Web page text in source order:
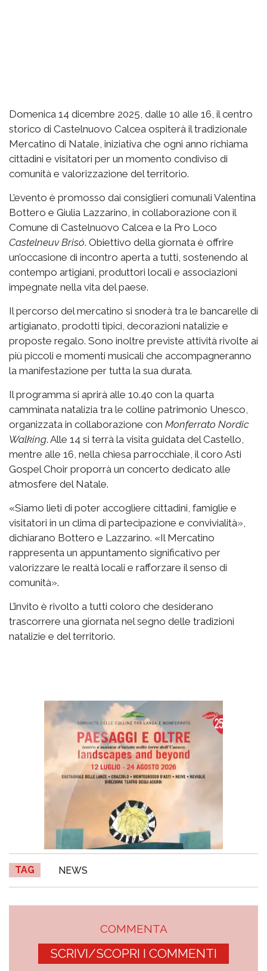
Domenica 14 dicembre 2025, dalle 10 alle 16, il centro
storico di Castelnuovo Calcea ospiterà il tradizionale
Mercatino di Natale, iniziativa che ogni anno richiama
cittadini e visitatori per un momento condiviso di
comunità e valorizzazione del territorio.
L’evento è promosso dai consiglieri comunali Valentina
Bottero e Giulia Lazzarino, in collaborazione con il
Comune di Castelnuovo Calcea e la Pro Loco
Castelneuv Brisó. Obiettivo della giornata è offrire
un’occasione di incontro aperta a tutti, sostenendo al
contempo artigiani, produttori locali e associazioni
impegnate nella vita del paese.
Il percorso del mercatino si snoderà tra le bancarelle di
artigianato, prodotti tipici, decorazioni natalizie e
proposte regalo. Sono inoltre previste attività rivolte ai
più piccoli e momenti musicali che accompagneranno
la manifestazione per tutta la sua durata.
Il programma si aprirà alle 10.40 con la quarta
camminata natalizia tra le colline patrimonio Unesco,
organizzata in collaborazione con Monferrato Nordic
Walking. Alle 14 si terrà la visita guidata del Castello,
mentre alle 16, nella chiesa parrocchiale, il coro Asti
Gospel Choir proporrà un concerto dedicato alle
atmosfere del Natale.
«Siamo lieti di poter accogliere cittadini, famiglie e
visitatori in un clima di partecipazione e convivialità»,
dichiarano Bottero e Lazzarino. «Il Mercatino
rappresenta un appuntamento significativo per
valorizzare le realtà locali e rafforzare il senso di
comunità».
L’invito è rivolto a tutti coloro che desiderano
trascorrere una giornata nel segno delle tradizioni
natalizie e del territorio.
TAG NEWS
COMMENTA
SCRIVI/SCOPRI I COMMENTI